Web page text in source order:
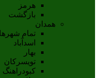
هرمز
بازگشت
همدان
تمام شهر‌ها
اسدآباد
بهار
تويسرکان
کبودراهنگ